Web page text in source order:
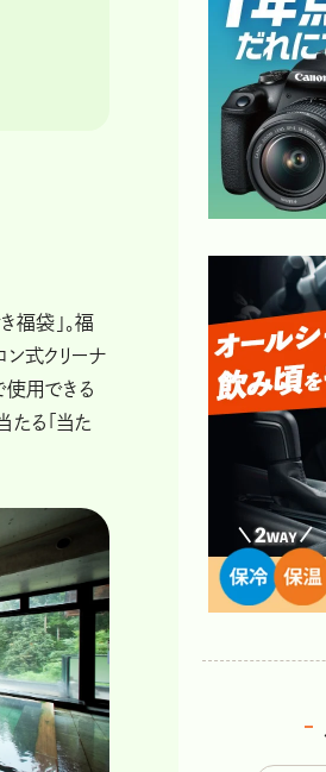
福袋」。福
ン式クリーナ
使用できる
たる「当た